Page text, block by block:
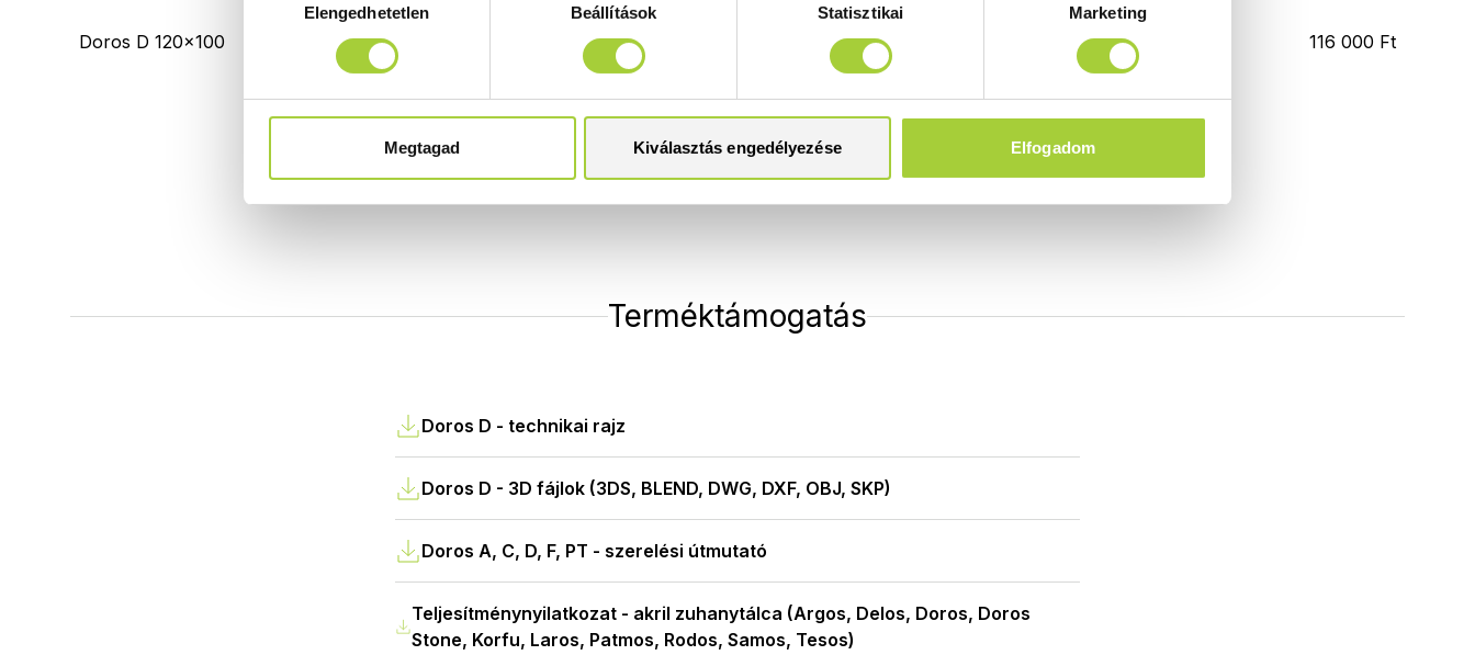
kiválasztásaElengedhetetlen Beállítások Statisztikai Marketing
Megtagad Kiválasztás engedélyezése Elfogadom
Doros D 120x100 SDRD1210-01 116 000 Ft
Terméktámogatás
Doros D - technikai rajz
Doros D - 3D fájlok (3DS, BLEND, DWG, DXF, OBJ, SKP)
Doros A, C, D, F, PT - szerelési útmutató
Teljesítménynyilatkozat - akril zuhanytálca (Argos, Delos, Doros, Doros
Stone, Korfu, Laros, Patmos, Rodos, Samos, Tesos)